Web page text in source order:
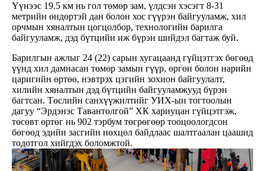
Үүнээс 19.5 км нь гол төмөр зам, үлдсэн хэсэгт 8-31
метрийн өндөртэй дан болон хос гүүрэн байгууламж, хил
орчмын хяналтын цогцолбор, технологийн барилга
байгууламж, дэд бүтцийн иж бүрэн шийдэл багтаж буй.
Барилгын ажлыг 24 (22) сарын хугацаанд гүйцэтгэх бөгөөд
үүнд хил дамнасан төмөр замын гүүр, өргөн болон нарийн
царигийн өртөө, нэвтрэх цэгийн зохион байгуулалт,
хилийн хяналтын дэд бүтцийн байгууламжууд бүрэн
багтсан. Төслийн санхүүжилтийг УИХ-ын тогтоолын
дагуу “Эрдэнэс Тавантолгой” ХК хариуцан гүйцэтгэж,
төсөвт өртөг нь 902 тэрбум төгрөгөөр тооцоологдсон
бөгөөд эдийн засгийн нөхцөл байдлаас шалтгаалан цаашид
тодотгол хийгдэх боломжтой.